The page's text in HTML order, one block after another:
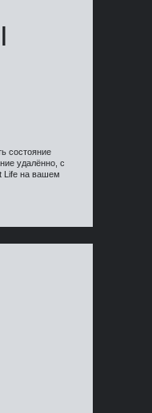
состояние
удалённо, с
Life на вашем